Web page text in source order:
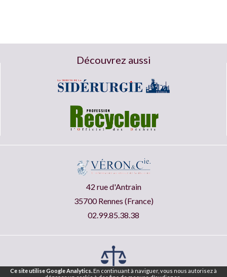
Ce site utilise Google Analytics. En continuant à naviguer, vous nous autorisez à
Découvrez aussi
42 rue d'Antrain
35700 Rennes (France)
02.99.85.38.38